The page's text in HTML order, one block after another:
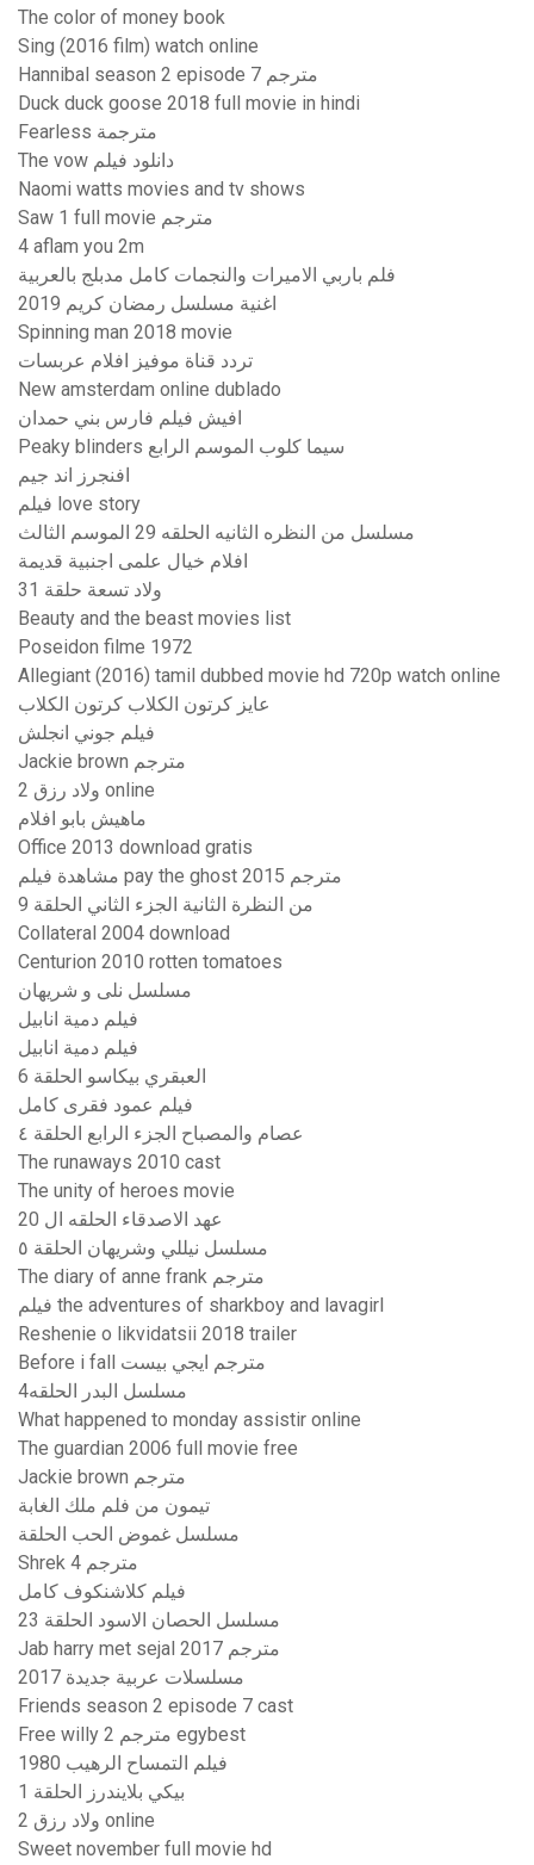
The color of money book
Sing (2016 film) watch online
Hannibal season 2 episode 7 مترجم
Duck duck goose 2018 full movie in hindi
Fearless مترجمة
The vow دانلود فيلم
Naomi watts movies and tv shows
Saw 1 full movie مترجم
4 aflam you 2m
فلم باربي الاميرات والنجمات كامل مدبلج بالعربية
اغنية مسلسل رمضان كريم 2019
Spinning man 2018 movie
تردد قناة موفيز افلام عربسات
New amsterdam online dublado
افيش فيلم فارس بني حمدان
Peaky blinders سيما كلوب الموسم الرابع
افنجرز اند جيم
فيلم love story
مسلسل من النظره الثانيه الحلقه 29 الموسم الثالث
افلام خيال علمى اجنبية قديمة
ولاد تسعة حلقة 31
Beauty and the beast movies list
Poseidon filme 1972
Allegiant (2016) tamil dubbed movie hd 720p watch online
عايز كرتون الكلاب كرتون الكلاب
فيلم جوني انجلش
Jackie brown مترجم
ولاد رزق 2 online
ماهيش بابو افلام
Office 2013 download gratis
مشاهدة فيلم pay the ghost 2015 مترجم
من النظرة الثانية الجزء الثاني الحلقة 9
Collateral 2004 download
Centurion 2010 rotten tomatoes
مسلسل نلى و شريهان
فيلم دمية انابيل
فيلم دمية انابيل
العبقري بيكاسو الحلقة 6
فيلم عمود فقرى كامل
عصام والمصباح الجزء الرابع الحلقة ٤
The runaways 2010 cast
The unity of heroes movie
عهد الاصدقاء الحلقه ال 20
مسلسل نيللي وشريهان الحلقة ٥
The diary of anne frank مترجم
فيلم the adventures of sharkboy and lavagirl
Reshenie o likvidatsii 2018 trailer
Before i fall مترجم ايجي بيست
مسلسل البدر الحلقه4
What happened to monday assistir online
The guardian 2006 full movie free
Jackie brown مترجم
تيمون من فلم ملك الغابة
مسلسل غموض الحب الحلقة
Shrek 4 مترجم
فيلم كلاشنكوف كامل
مسلسل الحصان الاسود الحلقة 23
Jab harry met sejal 2017 مترجم
مسلسلات عربية جديدة 2017
Friends season 2 episode 7 cast
Free willy 2 مترجم egybest
فيلم التمساح الرهيب 1980
بيكي بلايندرز الحلقة 1
ولاد رزق 2 online
Sweet november full movie hd